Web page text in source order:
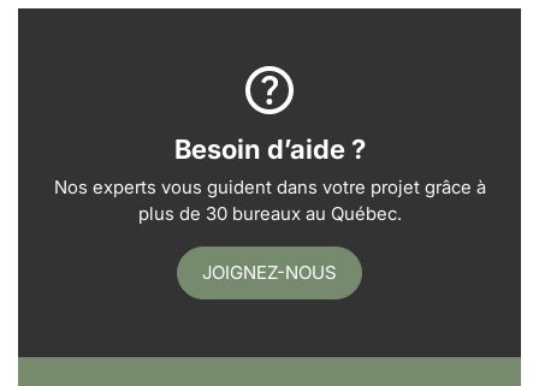
Besoin d’aide ?
Nos experts vous guident dans votre projet grâce à
plus de 30 bureaux au Québec.
JOIGNEZ-NOUS